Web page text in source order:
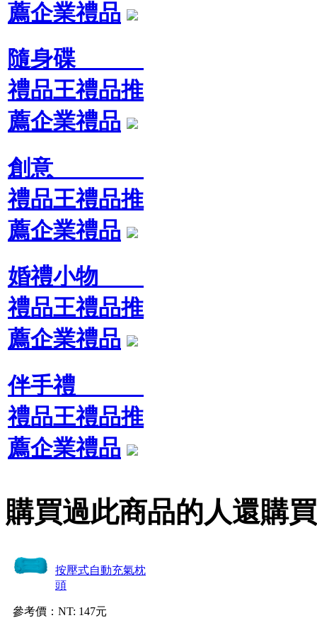
薦企業禮品
隨身碟
禮品王禮品推
薦企業禮品
創意
禮品王禮品推
薦企業禮品
婚禮小物
禮品王禮品推
薦企業禮品
伴手禮
禮品王禮品推
薦企業禮品
購買過此商品的人還購
按壓式自動充氣枕
頭
參考價： NT: 147元